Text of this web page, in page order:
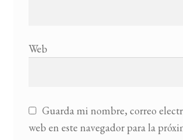
Web
Guarda mi nombre, correo
web en este navegador para la